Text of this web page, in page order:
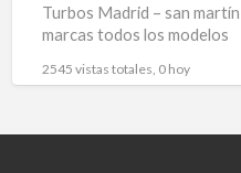
Turbos Madrid – san
marcas todos los modelos
2545 vistas totales, 0 hoy